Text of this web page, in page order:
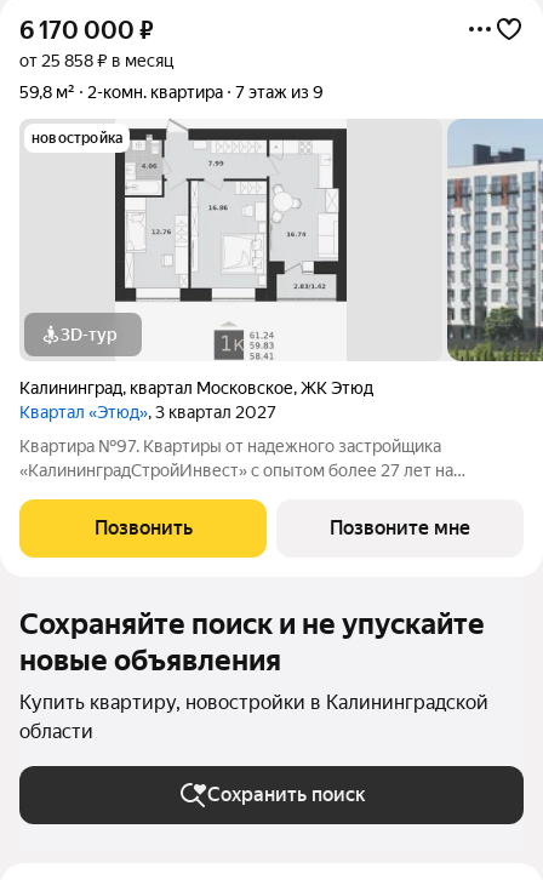
6 170 000 ₽
от 25 858 ₽ в месяц
59,8 м²
2-комн. квартира 7 этаж из 9
новостройка
3D-тур
Калининград, квартал Московское,ЖК Этюд
Квартал «Этюд», 3 квартал 2027
Квартира №97. Квартиры от надежного застройщика
«КалининградСтройИнвест» с опытом более 27 лет на
Московском районе Калининграда, где пересекаются
новостройки и частный сектор. Это один из самых быстро
Позвонить Позвоните мне
Сохраняйте поиск и не упускайте
новые объявления
Купить квартиру, новостройки в Калининградской
области
Сохранить поиск